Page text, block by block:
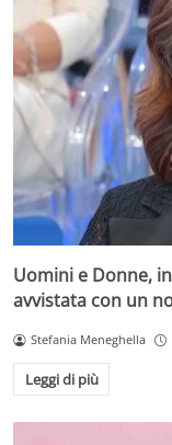
Uomini e Donne,
avvistata con un
Stefania Meneghella
Leggi di più